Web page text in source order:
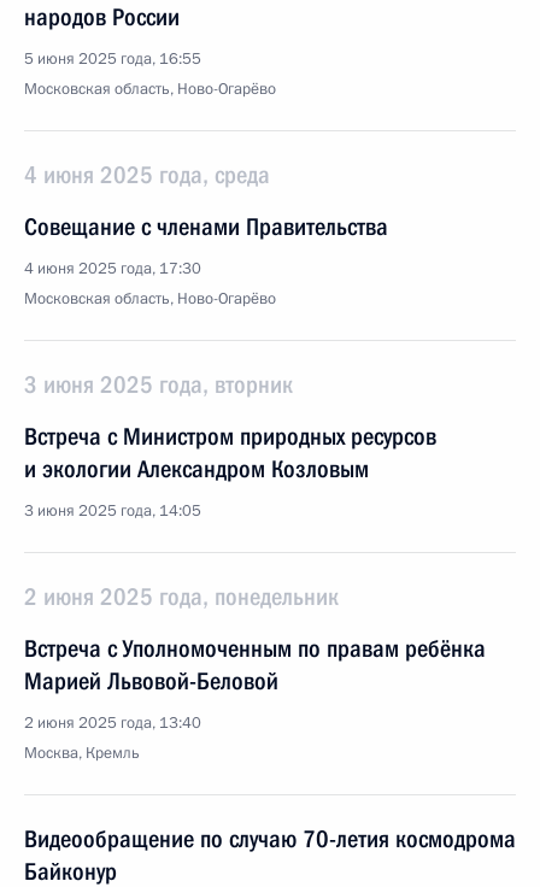
народов России
5 июня 2025 года, 16:55
Московская область, Ново-Огарёво
4 июня 2025 года, среда
Совещание с членами Правительства
4 июня 2025 года, 17:30
Московская область, Ново-Огарёво
3 июня 2025 года, вторник
Встреча с Министром природных ресурсов
и экологии Александром Козловым
3 июня 2025 года, 14:05
2 июня 2025 года, понедельник
Встреча с Уполномоченным по правам ребёнка
Марией Львовой-Беловой
2 июня 2025 года, 13:40
Москва, Кремль
Видеообращение по случаю 70-летия космодрома
Байконур